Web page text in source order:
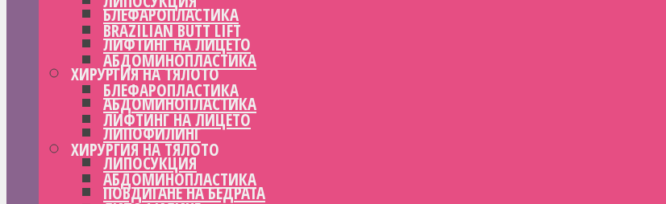
БЛЕФАРОПЛАСТИКА
ЛИФТИНГ НА ЛИЦЕТО
ХИРУРГИЯ НА ТЯЛОТО
АБДОМИНОПЛАСТИКА
ЛИПОФИЛИНГ
ЛИПОСУКЦИЯ
ПОВДИГАНЕ НА БЕДРАТА
BRAZILIAN BUTT LIFT
АБДОМИНОПЛАСТИКА
БЛЕФАРОПЛАСТИКА
ЛИФТИНГ НА ЛИЦЕТО
ХИРУРГИЯ НА ТЯЛОТО
АБДОМИНОПЛАСТИКА